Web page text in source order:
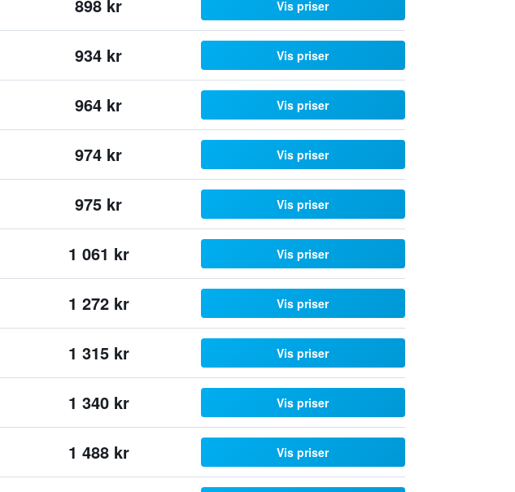
898 kr Vis priser
934 kr Vis priser
964 kr Vis priser
974 kr Vis priser
975 kr Vis priser
1 061 kr Vis priser
1 272 kr Vis priser
1 315 kr Vis priser
1 340 kr Vis priser
1 488 kr Vis priser